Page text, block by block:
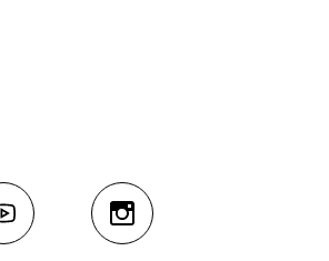
YOUTUBE INSTAGRAM